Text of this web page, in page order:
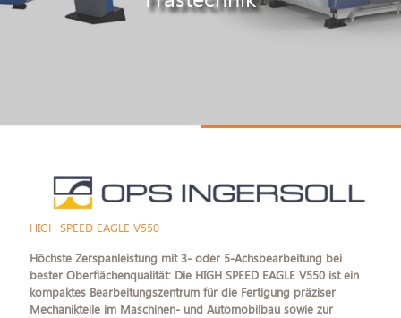
HIGH SPEED EAGLE V550
Höchste Zerspanleistung mit 3- oder 5-Achsbearbeitung bei
bester Oberflächenqualität: Die HIGH SPEED EAGLE V550 ist ein
kompaktes Bearbeitungszentrum für die Fertigung präziser
Mechanikteile im Maschinen- und Automobilbau sowie zur